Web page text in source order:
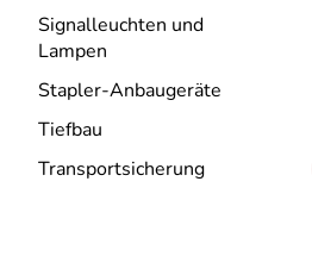
Signalleuchten und
Lampen
Stapler-Anbaugeräte
Tiefbau
Transportsicherung